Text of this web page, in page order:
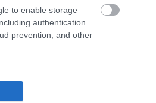
to enable storage
authentication
prevention, and other